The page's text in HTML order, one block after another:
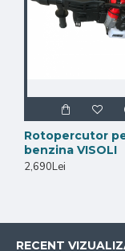
Rotopercutor
benzina VISOLI
2,690Lei
RECENT